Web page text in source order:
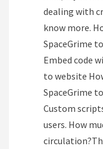
dealing with
know more.
SpaceGrime
Embed code
to website
SpaceGrime
Custom
users. How